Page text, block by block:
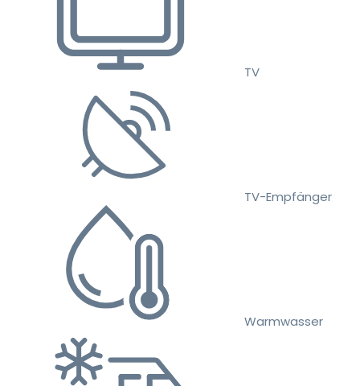
TV
TV-Empfänger
Warmwasser